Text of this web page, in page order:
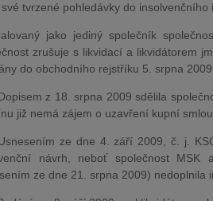
své tvrzené pohledávky do insolvenčního
jako jediný společník
zrušuje s likvidací a likvidátorem
do obchodního rejstříku 5. srpna 2009.
z 18. srpna 2009 sdělila
již nemá zájem o uzavření kupní
ze dne 4. září 2009, č. j.
návrh, neboť společnost MSK
ze dne 21. srpna 2009) nedoplnila